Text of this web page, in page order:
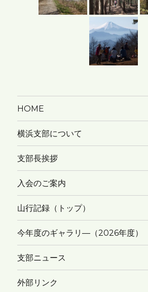
HOME
横浜支部について
支部長挨拶
入会のご案内
山行記録（トップ）
今年度のギャラリ―（2026年度）
支部ニュース
外部リンク